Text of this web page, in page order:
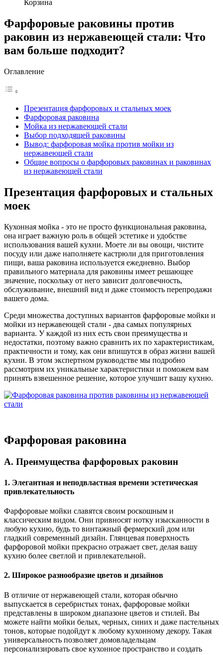
Корзина
Фарфоровые раковины против
раковин из нержавеющей стали: Что
вам больше подходит?
Оглавление
Презентация фарфоровых и стальных моек
Фарфоровая раковина
Мойка из нержавеющей стали
Выбор подходящей раковины
Вывод: фарфоровая мойка против мойки из
нержавеющей стали
Общие вопросы о фарфоровых раковинах и раковинах
из нержавеющей стали
Презентация фарфоровых и стальных
моек
Кухонная мойка - это не просто функциональная раковина,
она играет важную роль в общей эстетике и удобстве
использования вашей кухни. Моете ли вы овощи, чистите
посуду или даже наполняете кастрюли для приготовления
пищи, ваша раковина используется ежедневно. Выбор
правильного материала для раковины имеет решающее
значение, поскольку от него зависит долговечность,
обслуживание, внешний вид и даже стоимость перепродажи
вашего дома.
Среди множества доступных вариантов фарфоровые мойки и
мойки из нержавеющей стали - два самых популярных
варианта. У каждой из них есть свои преимущества и
недостатки, поэтому важно сравнить их по характеристикам,
практичности и тому, как они впишутся в образ жизни вашей
кухни. В этом экспертном руководстве мы подробно
рассмотрим их уникальные характеристики и поможем вам
принять взвешенное решение, которое улучшит вашу кухню.
Фарфоровая раковина
A. Преимущества фарфоровых раковин
1. Элегантная и неподвластная времени эстетическая
привлекательность
Фарфоровые мойки славятся своим роскошным и
классическим видом. Они привносят нотку изысканности в
любую кухню, будь то винтажный фермерский дом или
гладкий современный дизайн. Глянцевая поверхность
фарфоровой мойки прекрасно отражает свет, делая вашу
кухню более светлой и привлекательной.
2. Широкое разнообразие цветов и дизайнов
В отличие от нержавеющей стали, которая обычно
выпускается в серебристых тонах, фарфоровые мойки
представлены в широком диапазоне цветов и стилей. Вы
можете найти мойки белых, черных, синих и даже пастельных
тонов, которые подойдут к любому кухонному декору. Такая
универсальность позволяет домовладельцам
персонализировать свое кухонное пространство и создать